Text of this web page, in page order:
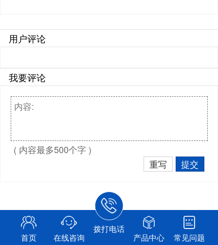
用户评论
我要评论
( 内容最多500个字 )
重写
提交
首页 在线咨询
拨打电话
产品中心
常见问题